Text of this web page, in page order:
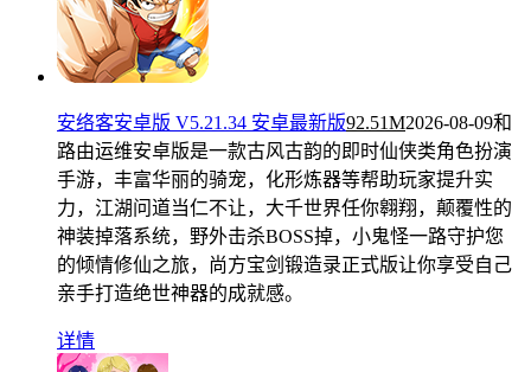
安络客安卓版 V5.21.34 安卓最新版92.51M2026-08-09和
路由运维安卓版是一款古风古韵的即时仙侠类角色扮演
手游，丰富华丽的骑宠，化形炼器等帮助玩家提升实
力，江湖问道当仁不让，大千世界任你翱翔，颠覆性的
神装掉落系统，野外击杀BOSS掉，小鬼怪一路守护您
的倾情修仙之旅，尚方宝剑锻造录正式版让你享受自己
亲手打造绝世神器的成就感。
详情